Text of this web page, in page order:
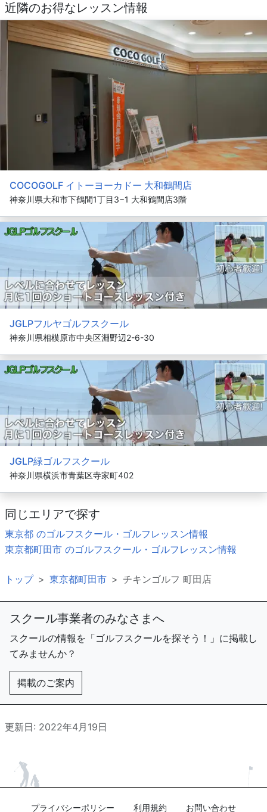
近隣のお得なレッスン情報
COCOGOLF イトーヨーカドー 大和鶴間店
神奈川県大和市下鶴間1丁目3−1 大和鶴間店3階
JGLPフルヤゴルフスクール
神奈川県相模原市中央区淵野辺2-6-30
JGLP緑ゴルフスクール
神奈川県横浜市青葉区寺家町402
同じエリアで探す
東京都 のゴルフスクール・ゴルフレッスン情報
東京都町田市 のゴルフスクール・ゴルフレッスン情報
トップ 東京都町田市 チキンゴルフ 町田店
スクール事業者のみなさまへ
スクールの情報を「ゴルフスクールを探そう！」に掲載し
てみませんか？
掲載のご案内
更新日: 2022年4月19日
プライバシーポリシー 利用規約 お問い合わせ